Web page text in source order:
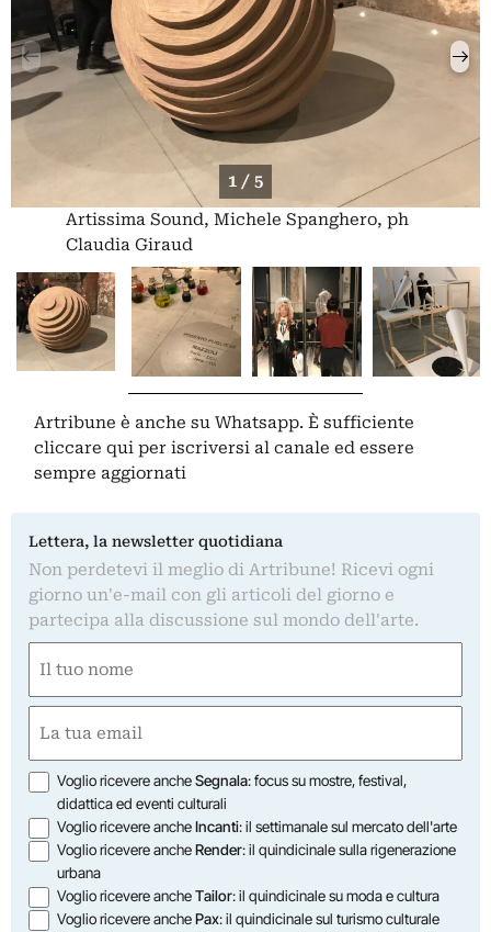
1 / 5
Artissima Sound, Michele Spanghero, ph
Claudia Giraud
Artribune è anche su Whatsapp. È sufficiente
cliccare qui per iscriversi al canale ed essere
sempre aggiornati
Lettera, la newsletter quotidiana
Non perdetevi il meglio di Artribune! Ricevi ogni
giorno un'e-mail con gli articoli del giorno e
partecipa alla discussione sul mondo dell'arte.
(Obbligatorio)
Nome
(Obbligatorio)
Opzioni
Voglio ricevere ancheSegnala: focus su mostre, festival,
didattica ed eventi culturali
Voglio ricevere ancheIncanti: il settimanale sul mercato dell'arte
Voglio ricevere ancheRender: il quindicinale sulla rigenerazione
urbana
Voglio ricevere ancheTailor: il quindicinale su moda e cultura
Voglio ricevere anchePax: il quindicinale sul turismo culturale